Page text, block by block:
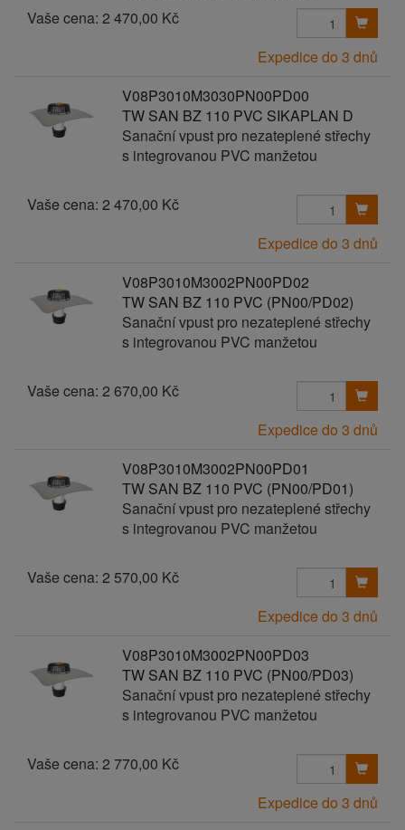
Vaše cena: 2 470,00 Kč
Expedice do 3 dnů
V08P3010M3030PN00PD00
TW SAN BZ 110 PVC SIKAPLAN D
Sanační vpust pro nezateplené střechy
s integrovanou PVC manžetou
Vaše cena: 2 470,00 Kč
Expedice do 3 dnů
V08P3010M3002PN00PD02
TW SAN BZ 110 PVC (PN00/PD02)
Sanační vpust pro nezateplené střechy
s integrovanou PVC manžetou
Vaše cena: 2 670,00 Kč
Expedice do 3 dnů
V08P3010M3002PN00PD01
TW SAN BZ 110 PVC (PN00/PD01)
Sanační vpust pro nezateplené střechy
s integrovanou PVC manžetou
Vaše cena: 2 570,00 Kč
Expedice do 3 dnů
V08P3010M3002PN00PD03
TW SAN BZ 110 PVC (PN00/PD03)
Sanační vpust pro nezateplené střechy
s integrovanou PVC manžetou
Vaše cena: 2 770,00 Kč
Expedice do 3 dnů